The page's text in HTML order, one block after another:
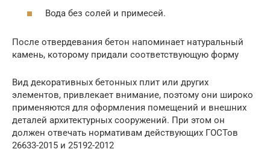
Вода без солей и примесей.
После отвердевания бетон напоминает натуральный
камень, которому придали соответствующую форму
Вид декоративных бетонных плит или других
элементов, привлекает внимание, поэтому они широко
применяются для оформления помещений и внешних
деталей архитектурных сооружений. При этом он
должен отвечать нормативам действующих ГОСТов
26633-2015 и 25192-2012